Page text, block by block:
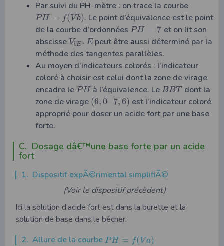
Par suivi du PH-mètre : on trace la courbe
PH = f(V b). Le point d’équivalence est le point
de la courbe d’ordonnées PH = 7 et on lit son
abscisse VbE . Epeut être aussi déterminé par la
méthode des tangentes parallèles.
Au moyen d’indicateurs colorés : l’indicateur
coloré à choisir est celui dont la zone de virage
encadre le PH à l’équivalence. LeBBT dont la
zone de virage (6,0–7, 6) est l’indicateur coloré
approprié pour doser un acide fort par une base
forte.
C. Dosage dâ€™une base forte par un acide
fort
1. Dispositif expÃ©rimental simplifiÃ©
(Voir le dispositif précèdent)
Ici la solution d’acide fort est dans la burette et la
solution de base dans le bécher.
2. Allure de la courbe PH = f(Va)